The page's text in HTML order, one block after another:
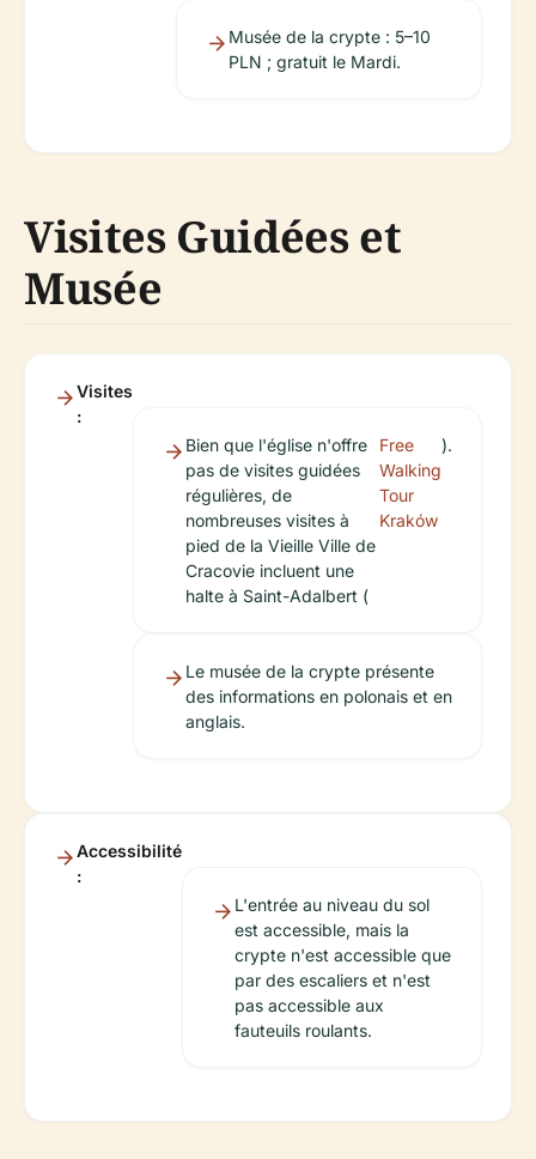
Musée de la crypte : 5–10
PLN ; gratuit le Mardi.
Visites Guidées et
Musée
Visites
:
Bien que l'église n'offre
pas de visites guidées
régulières, de
nombreuses visites à
pied de la Vieille Ville de
Cracovie incluent une
halte à Saint-Adalbert (
Free
Walking
Tour
Kraków
).
Le musée de la crypte présente
des informations en polonais et en
anglais.
Accessibilité
:
L'entrée au niveau du sol
est accessible, mais la
crypte n'est accessible que
par des escaliers et n'est
pas accessible aux
fauteuils roulants.